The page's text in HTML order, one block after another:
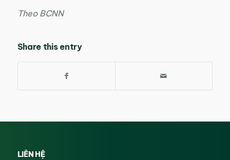
Theo BCNN
Share this entry
LIÊN HỆ